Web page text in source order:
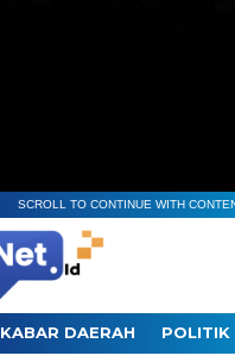
SCROLL TO CONTINUE WITH
KABAR DAERAH POLITIK